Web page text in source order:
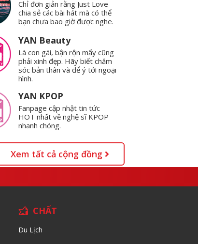
Chỉ đơn giản rằng Just Love
chia sẻ các bài hát mà có thể
bạn chưa bao giờ được nghe.
YAN Beauty
Là con gái, bận rộn mấy cũng
phải xinh đẹp. Hãy biết chăm
sóc bản thân và để ý tới ngoại
hình.
YAN KPOP
Fanpage cập nhật tin tức
HOT nhất về nghệ sĩ KPOP
nhanh chóng.
Xem tất cả cộng đồng
CHẤT
Du Lịch